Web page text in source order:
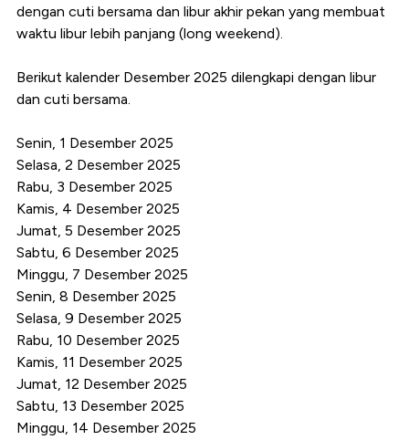
dengan cuti bersama dan libur akhir pekan yang membuat
waktu libur lebih panjang (long weekend).
Berikut kalender Desember 2025 dilengkapi dengan libur
dan cuti bersama.
Senin, 1 Desember 2025
Selasa, 2 Desember 2025
Rabu, 3 Desember 2025
Kamis, 4 Desember 2025
Jumat, 5 Desember 2025
Sabtu, 6 Desember 2025
Minggu, 7 Desember 2025
Senin, 8 Desember 2025
Selasa, 9 Desember 2025
Rabu, 10 Desember 2025
Kamis, 11 Desember 2025
Jumat, 12 Desember 2025
Sabtu, 13 Desember 2025
Minggu, 14 Desember 2025